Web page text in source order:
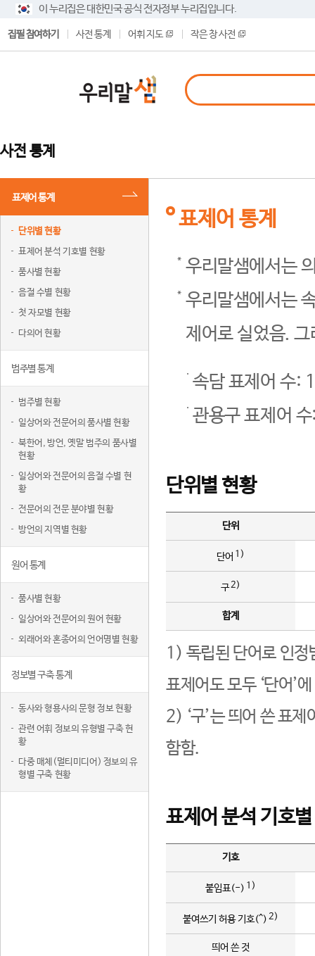
이 누리집은 대한민국 공식 전자정부 누리집입니다.
집필 참여하기 사전 통계 어휘 지도 작은 창 사전
사전 통계
표제어 통계
단위별 현황
표제어 분석 기호별 현황
품사별 현황
음절 수별 현황
첫 자모별 현황
다의어 현황
범주별 통계
범주별 현황
일상어와 전문어의 품사별 현황
북한어, 방언, 옛말 범주의 품사별
현황
일상어와 전문어의 음절 수별 현
황
전문어의 전문 분야별 현황
방언의 지역별 현황
원어 통계
품사별 현황
일상어와 전문어의 원어 현황
외래어와 혼종어의 언어명별 현황
정보별 구축 통계
동사와 형용사의 문형 정보 현황
관련 어휘 정보의 유형별 구축 현
황
다중 매체(멀티미디어) 정보의 유
형별 구축 현황
표제어 통계
우리말샘에서는
우리말샘에서는
제어로 실었음.
속담 표제어 수:
관용구 표제어
단위별 현황
단위
단어 1)
구2)
합계
1) 독립된 단어로 인정
표제어도 모두 ‘단어’
2) ‘구’는 띄어 쓴 표
함함.
표제어 분석 기호
기호
붙임표(-) 1)
붙여쓰기 허용 기호(^) 2)
띄어 쓴 것